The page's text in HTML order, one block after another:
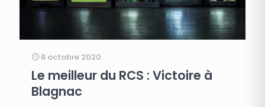
8 octobre 2020
Le meilleur du RCS : Victoire à
Blagnac